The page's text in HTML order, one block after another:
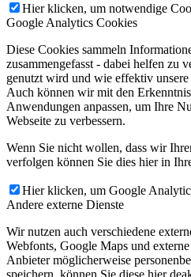
Hier klicken, um notwendige
Google Analytics Cookies
Diese Cookies sammeln
zusammengefasst - dabei helfen zu
genutzt wird und wie effektiv
Auch können wir mit den
Anwendungen anpassen, um Ihre
Webseite zu verbessern.
Wenn Sie nicht wollen, dass wir
verfolgen können Sie dies hier in
Hier klicken, um Google
Andere externe Dienste
Wir nutzen auch verschiedene
Webfonts, Google Maps und
Anbieter möglicherweise
speichern, können Sie diese hier